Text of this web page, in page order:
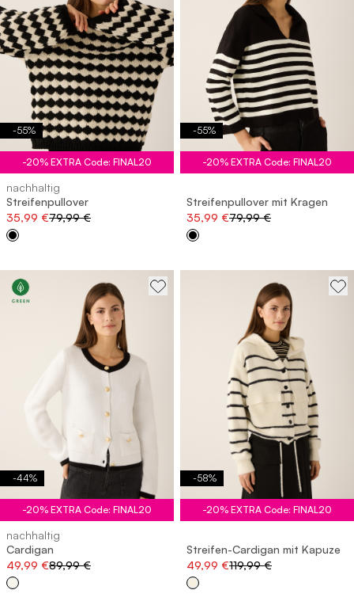
-55%
-20% EXTRA Code: FINAL20
nachhaltig
Streifenpullover
35,99 €79,99 €
-55%
-20% EXTRA Code: FINAL20
Streifenpullover mit Kragen
35,99 €79,99 €
-44%
-20% EXTRA Code: FINAL20
nachhaltig
Cardigan
49,99 €89,99 €
-58%
-20% EXTRA Code: FINAL20
Streifen-Cardigan mit Kapuze
49,99 €119,99 €